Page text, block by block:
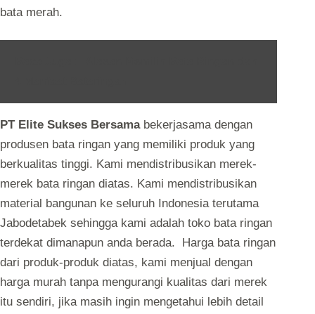
bata merah.
PT Elite Sukses Bersamabekerjasama dengan
produsen bata ringan yang memiliki produk yang
berkualitas tinggi. Kami mendistribusikan merek-
merek bata ringan diatas. Kami mendistribusikan
material bangunan ke seluruh Indonesia terutama
Jabodetabek sehingga kami adalah toko bata ringan
terdekat dimanapun anda berada. Harga bata ringan
dari produk-produk diatas, kami menjual dengan
harga murah tanpa mengurangi kualitas dari merek
itu sendiri, jika masih ingin mengetahui lebih detail